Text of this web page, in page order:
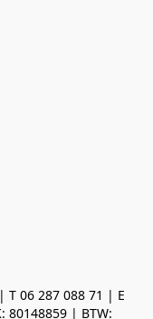
06 287 088 71 | E
80148859 | BTW: